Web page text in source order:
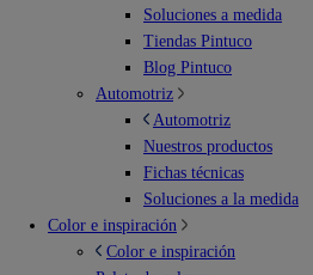
Soluciones a medida
Tiendas Pintuco
Blog Pintuco
Automotriz
Automotriz
Nuestros productos
Fichas técnicas
Soluciones a la medida
Color e inspiración
Color e inspiración